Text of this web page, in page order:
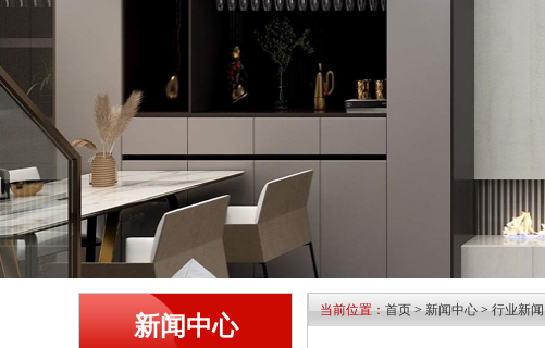
新闻中心
当前位置：首页>新闻中心>行业新闻